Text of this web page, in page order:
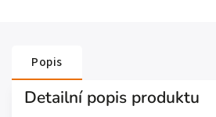
Popis
Detailní popis produktu